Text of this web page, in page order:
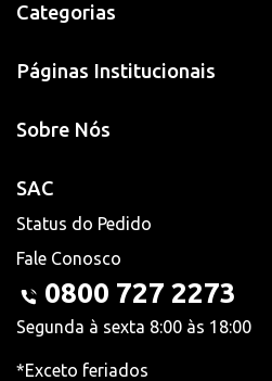
Categorias
Páginas Institucionais
Sobre Nós
SAC
Status do Pedido
Fale Conosco
0800 727 2273
Segunda à sexta 8:00 às 18:00
*Exceto feriados